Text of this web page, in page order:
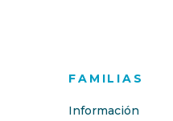
FAMILIAS
Información